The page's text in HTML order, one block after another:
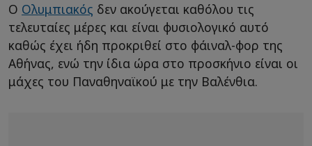
Ο Ολυμπιακός δεν ακούγεται καθόλου τις
τελευταίες μέρες και είναι φυσιολογικό αυτό
καθώς έχει ήδη προκριθεί στο φάιναλ-φορ της
Αθήνας, ενώ την ίδια ώρα στο προσκήνιο είναι οι
μάχες του Παναθηναϊκού με την Βαλένθια.